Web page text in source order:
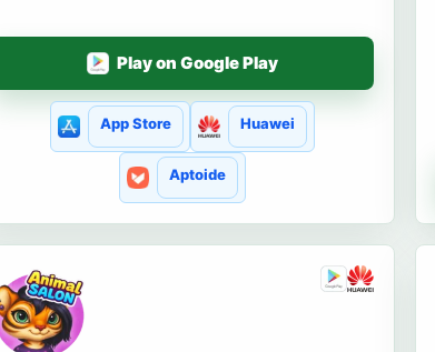
Play on Google Play
App Store Huawei
Aptoide